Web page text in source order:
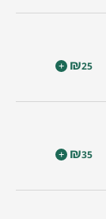
₪25
+
₪35
+